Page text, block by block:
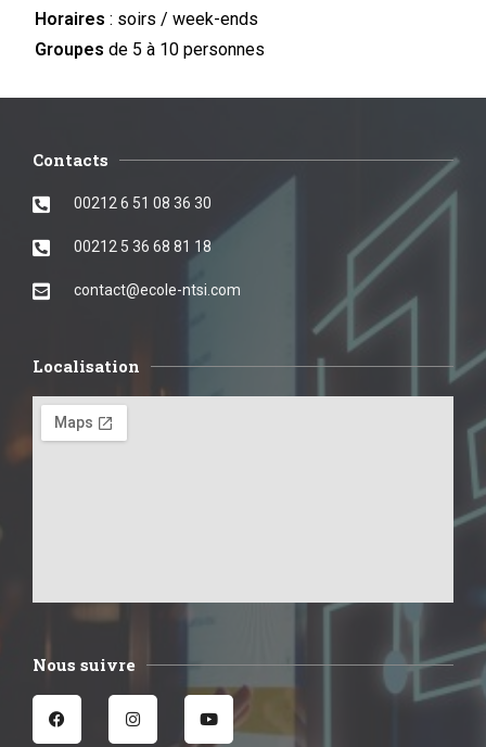
Horaires : soirs / week-ends
Groupes de 5 à 10 personnes
Contacts
00212 6 51 08 36 30
00212 5 36 68 81 18
contact@ecole-ntsi.com
Localisation
Nous suivre